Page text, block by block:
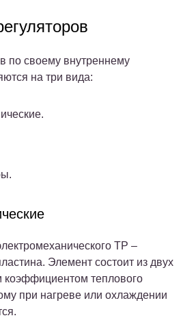
по своему внутреннему
на три вида:
ТР –
Элемент состоит из двух
коэффициентом теплового
при нагреве или охлаждении